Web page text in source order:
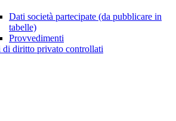
Dati società partecipate (da pubblicare in
tabelle)
Provvedimenti
di diritto privato controllati